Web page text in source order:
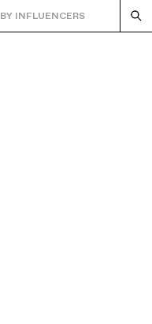
BY INFLUENCERS